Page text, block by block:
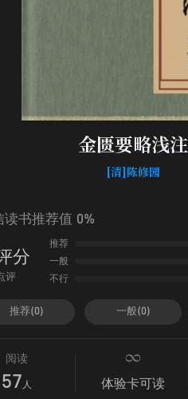
金匮要略浅注
[清]陈修园
读书推荐值 0%
分
评
推荐
一般
不行
推荐(0) 一般(0)
阅读
57 人 体验卡可读